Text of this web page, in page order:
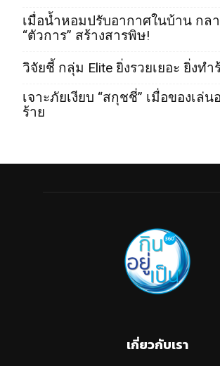
เมื่อน้ำหอมปรับอากาศในบ้าน กล
“ตัวการ” สร้างสารพิษ!
วิจัยชี้ กลุ่ม Elite ยิ่งรวยเยอะ ยิ่งทำ
เจาะภัยเงียบ “สกุชชี่” เมื่อของเล่น
ร้าย
เกี่ยวกับเรา